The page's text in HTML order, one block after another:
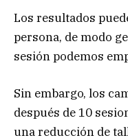
Los resultados
persona, de modo
sesión podemos
Sin embargo, los
después de 10
una reducción de